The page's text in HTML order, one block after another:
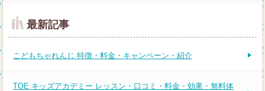
最新記事
こどもちゃれんじ 特徴・料金・キャンペーン・紹介
TOE キッズアカデミー レッスン・口コミ・料金・効果・無料体